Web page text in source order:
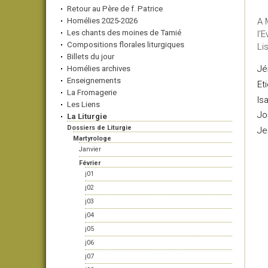
Retour au Père de f. Patrice
Homélies 2025-2026
Les chants des moines de Tamié
Compositions florales liturgiques
Billets du jour
Homélies archives
Enseignements
La Fromagerie
Les Liens
La Liturgie
Dossiers de Liturgie
Martyrologe
Janvier
Février
j01
j02
j03
j04
j05
j06
j07
A